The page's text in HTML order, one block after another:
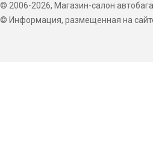
© 2006-2026, Магазин-салон
© Информация, размещенная на